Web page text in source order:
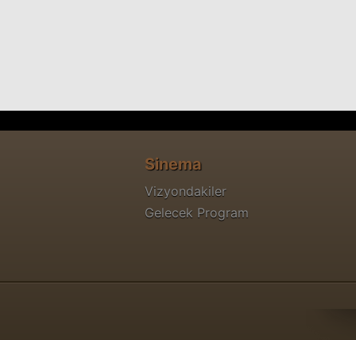
Sinema
Vizyondakiler
Gelecek Program